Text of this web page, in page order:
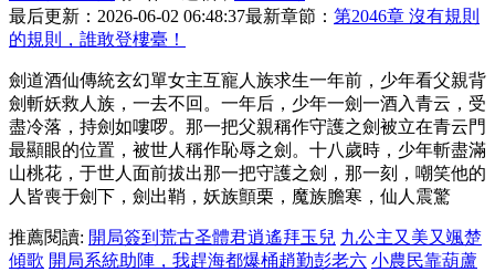
最后更新：2026-06-02 06:48:37最新章節： 第2046章 沒有規則
的規則，誰敢登樓臺！
劍道酒仙傳統玄幻單女主互寵人族求生一年前，少年看父親背
劍斬妖救人族，一去不回。一年后，少年一劍一酒入青云，受
盡冷落，持劍如嘍啰。那一把父親稱作守護之劍被立在青云門
最顯眼的位置，被世人稱作恥辱之劍。十八歲時，少年斬盡滿
山桃花，于世人面前拔出那一把守護之劍，那一刻，嘲笑他的
人皆喪于劍下，劍出鞘，妖族顫栗，魔族膽寒，仙人震驚
推薦閱讀: 開局簽到荒古圣體君逍遙拜玉兒 九公主又美又颯楚
傾歌 開局系統助陣，我趕海都爆桶趙勤彭老六 小農民靠葫蘆